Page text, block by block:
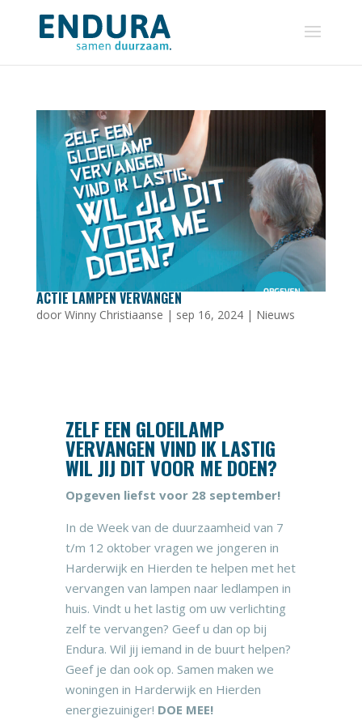
ACTIE LAMPEN VERVANGEN
door Winny Christiaanse | sep 16, 2024| Nieuws
ZELF EEN GLOEILAMP
VERVANGEN VIND IK LASTIG
WIL JIJ DIT VOOR ME DOEN?
Opgeven liefst voor 28 september!
In de Week van de duurzaamheid van 7
t/m 12 oktober vragen we jongeren in
Harderwijk en Hierden te helpen met het
vervangen van lampen naar ledlampen in
huis. Vindt u het lastig om uw verlichting
zelf te vervangen? Geef u dan op bij
Endura. Wil jij iemand in de buurt helpen?
Geef je dan ook op. Samen maken we
woningen in Harderwijk en Hierden
energiezuiniger! DOE MEE!